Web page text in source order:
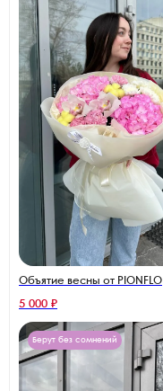
Объятие весны от PIONFLO
5 000 ₽
Берут без сомнений